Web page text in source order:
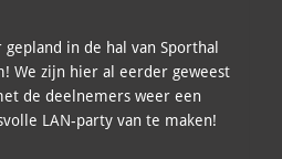
in de hal van Sporthal
We zijn hier al eerder geweest
de deelnemers weer een
LAN-party van te maken!